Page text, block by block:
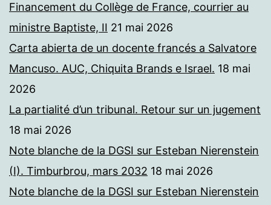
Financement du Collège de France, courrier au
ministre Baptiste, II 21 mai 2026
Carta abierta de un docente francés a Salvatore
Mancuso. AUC, Chiquita Brands e Israel. 18 mai
2026
La partialité d’un tribunal. Retour sur un jugement
18 mai 2026
Note blanche de la DGSI sur Esteban Nierenstein
(I). Timburbrou, mars 2032 18 mai 2026
Note blanche de la DGSI sur Esteban Nierenstein